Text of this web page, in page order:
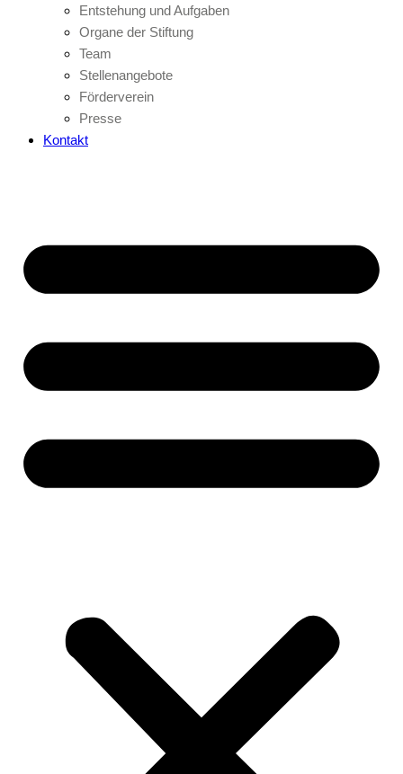
Entstehung und Aufgaben
Organe der Stiftung
Team
Stellenangebote
Förderverein
Presse
Kontakt